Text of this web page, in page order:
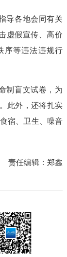
导各地会同有关
虚假宣传、高价
序等违法违规行
制盲文试卷，为
此外，还将扎实
宿、卫生、噪音
责任编辑：郑鑫